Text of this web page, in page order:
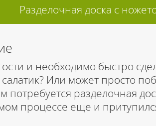
Разделочная доска с
и необходимо быстро
Или может просто
потребуется разделочная
процессе еще и